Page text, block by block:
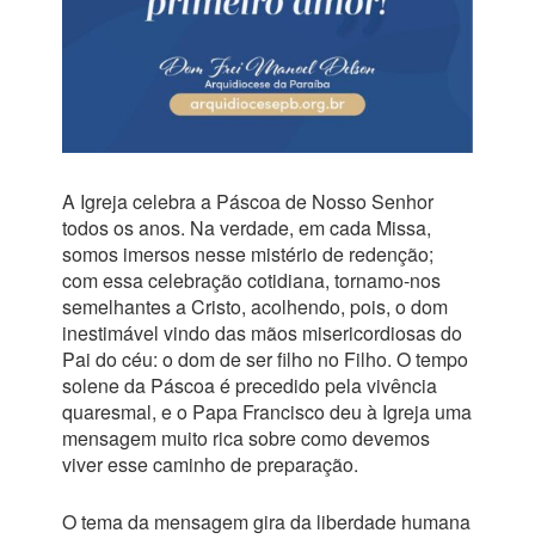
A Igreja celebra a Páscoa de Nosso Senhor
todos os anos. Na verdade, em cada Missa,
somos imersos nesse mistério de redenção;
com essa celebração cotidiana, tornamo-nos
semelhantes a Cristo, acolhendo, pois, o dom
inestimável vindo das mãos misericordiosas do
Pai do céu: o dom de ser filho no Filho. O tempo
solene da Páscoa é precedido pela vivência
quaresmal, e o Papa Francisco deu à Igreja uma
mensagem muito rica sobre como devemos
viver esse caminho de preparação.
O tema da mensagem gira da liberdade humana